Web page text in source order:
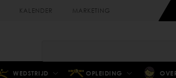
KALENDER MARKETING
WEDSTRIJD OPLEIDING